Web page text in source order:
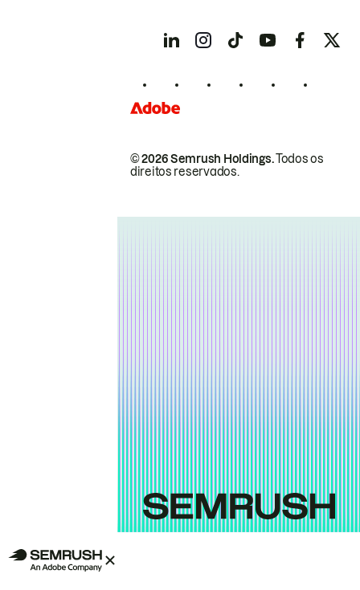
© 2026 Semrush Holdings.Todos os
direitos reservados.